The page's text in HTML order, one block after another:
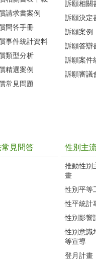
請求書案例
問答手冊
事件統計資料
類型分析
精選案例
常見問題
訴願相關
訴願決定
訴願案例
訴願答辯
訴願案件
訴願審議
見問答 性別主
推動性別
畫
性別平等
性平統計
性別影響
性別意識
等宣導
登月計畫